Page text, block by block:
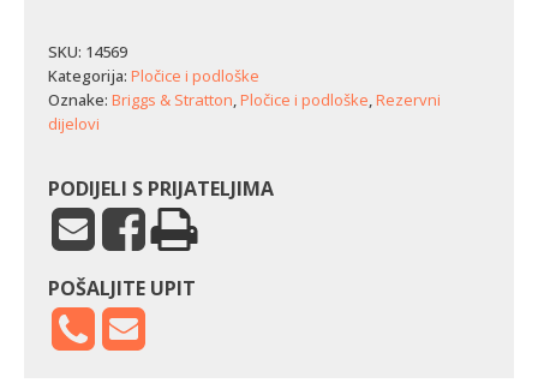
SKU: 14569
Kategorija: Pločice i podloške
Oznake: Briggs & Stratton,Pločice i podloške,Rezervni
dijelovi
PODIJELI S PRIJATELJIMA
POŠALJITE UPIT